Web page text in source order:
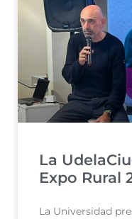
La
Expo Rural
La Universidad